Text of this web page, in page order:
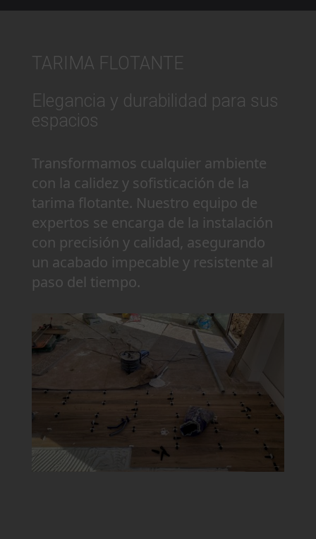
TARIMA FLOTANTE
Elegancia y durabilidad para sus
espacios
Transformamos cualquier ambiente
con la calidez y sofisticación de la
tarima flotante. Nuestro equipo de
expertos se encarga de la instalación
con precisión y calidad, asegurando
un acabado impecable y resistente al
paso del tiempo.